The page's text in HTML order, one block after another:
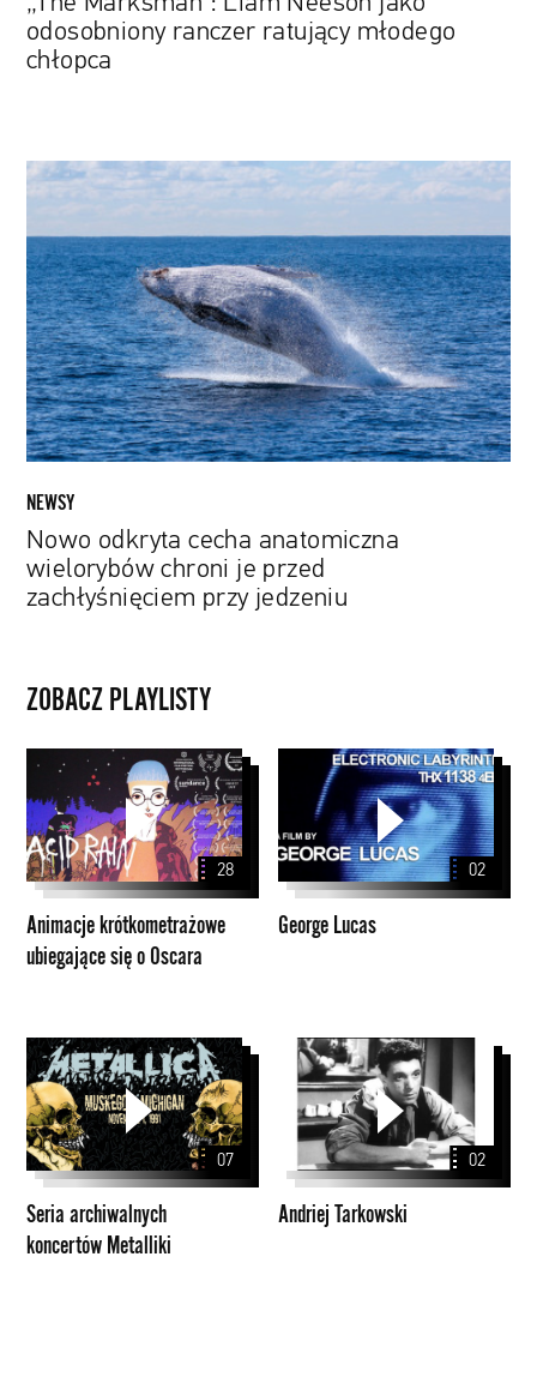
odosobniony ranczer ratujący młodego
chłopca
Nowo
cecha
anatomiczna
wielorybów
chroni
je
przed
zachłyśnięciem
przy
jedzeniu
NEWSY
Nowo odkryta cecha anatomiczna
wielorybów chroni je przed
zachłyśnięciem przy jedzeniu
ZOBACZ PLAYLISTY
Animacje
krótkometrażowe
ubiegające
się
o
Oscara
28
Animacje krótkometrażowe
ubiegające się o Oscara
02
George Lucas
Seria
archiwalnych
koncertów
Metalliki
07
Seria archiwalnych
koncertów Metalliki
Andriej
Tarkowski
02
Andriej Tarkowski